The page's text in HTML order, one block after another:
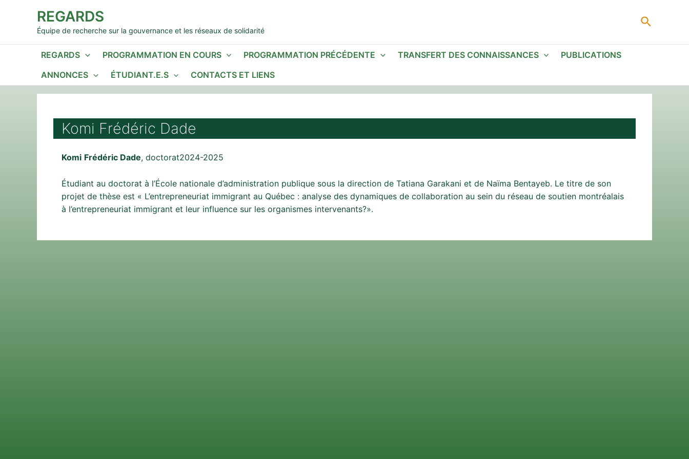
REGARDS
Équipe de recherche sur la gouvernance et les réseaux de solidarité
REGARDS PROGRAMMATION EN COURS PROGRAMMATION PRÉCÉDENTE TRANSFERT DES CONNAISSANCES
PUBLICATIONS
ANNONCES
ÉTUDIANT.E.S CONTACTS ET LIENS
Komi Frédéric Dade
Komi Frédéric Dade, doctorat2024-2025
Étudiant au doctorat à l’École nationale d’administration publique sous la direction de Tatiana Garakani et de Naïma Bentayeb. Le titre de son
projet de thèse est « L’entrepreneuriat immigrant au Québec : analyse des dynamiques de collaboration au sein du réseau de soutien montréalais
à l’entrepreneuriat immigrant et leur influence sur les organismes intervenants?».